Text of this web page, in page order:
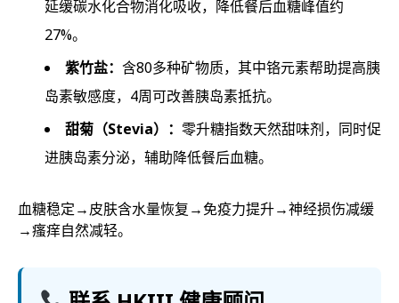
延缓碳水化合物消化吸收，降低餐后血糖峰值约
27%。
紫竹盐： 含80多种矿物质，其中铬元素帮助提高胰
岛素敏感度，4周可改善胰岛素抵抗。
甜菊（Stevia）： 零升糖指数天然甜味剂，同时促
进胰岛素分泌，辅助降低餐后血糖。
血糖稳定→皮肤含水量恢复→免疫力提升→神经损伤减缓
→瘙痒自然减轻。